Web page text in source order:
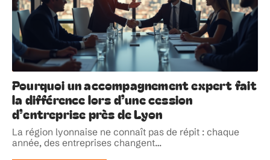
Pourquoi un accompagnement expert fait
la différence lors d’une cession
d’entreprise près de Lyon
La région lyonnaise ne connaît pas de répit : chaque
année, des entreprises changent…